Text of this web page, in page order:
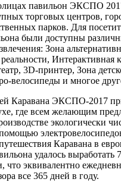
павильон ЭКСПО
торговых центров,
парков. Для
были доступны
Зона
Интерактивная
3D-принтер, Зона
велосипеды и многое
Каравана ЭКСПО-2017
где всем желающим
экологически
Каравана в
удалось выработать
что эквивалентно
все 365 дней в году.